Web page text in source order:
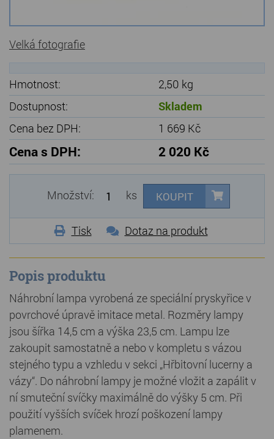
Velká fotografie
Hmotnost:
2,50 kg
Dostupnost:
Skladem
Cena bez DPH:
1 669 Kč
Cena s DPH: 2 020 Kč
Množství: ks KOUPIT
Tisk Dotaz na produkt
Popis produktu
Náhrobní lampa vyrobená ze speciální pryskyřice v
povrchové úpravě imitace metal. Rozměry lampy
jsou šířka 14,5 cm a výška 23,5 cm. Lampu lze
zakoupit samostatně a nebo v kompletu s vázou
stejného typu a vzhledu v sekci „Hřbitovní lucerny a
vázy“. Do náhrobní lampy je možné vložit a zapálit v
ní smuteční svíčky maximálně do výšky 5 cm. Při
použití vyšších svíček hrozí poškození lampy
plamenem.